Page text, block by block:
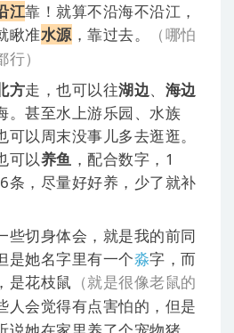
江靠！就算不沿海不沿江，
瞅准水源，靠过去。 （ 哪怕
行）
方走，也可以往湖边、 海边
。甚至水上游乐园、水族
以周末没事儿多去逛逛。
可以养鱼 ，配合数字，1
条，尽量好好养，少了就补
些切身体会，就是我的前同
是她名字里有一个淼字，而
是花枝鼠 （就是很像老鼠的
人会觉得有点害怕的，但是